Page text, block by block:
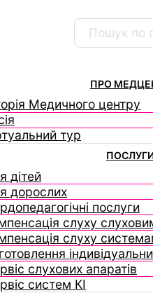
Пошук …
ПРО
Медичного центру
тур
дітей
дорослих
послуги
слуху
слуху
слухових апаратів
систем КІ